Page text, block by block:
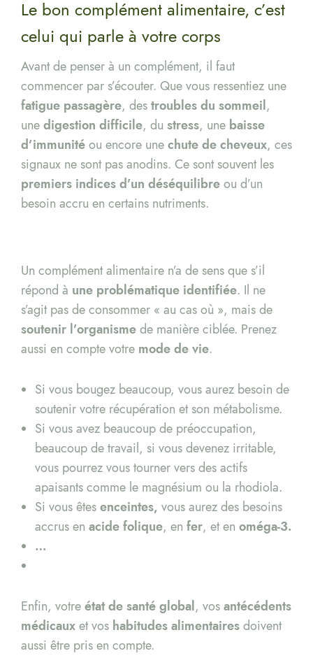
Le bon complément alimentaire, c’est
celui qui parle à votre corps
Avant de penser à un complément, il faut
commencer par s’écouter. Que vous ressentiez une
fatigue passagère, destroubles du sommeil,
unedigestion difficile, du stress, une baisse
d’immunitéou encore unechute de cheveux, ces
signaux ne sont pas anodins. Ce sont souvent les
premiers indices d’un déséquilibreou d’un
besoin accru en certains nutriments.
Un complément alimentaire n’a de sens que s’il
répond à une problématique identifiée. Il ne
s’agit pas de consommer « au cas où », mais de
soutenir l’organismede manière ciblée. Prenez
aussi en compte votre mode de vie.
Si vous bougez beaucoup, vous aurez besoin de
soutenir votre récupération et son métabolisme.
Si vous avez beaucoup de préoccupation,
beaucoup de travail, si vous devenez irritable,
vous pourrez vous tourner vers des actifs
apaisants comme le magnésium ou la rhodiola.
Si vous êtesenceintes, vous aurez des besoins
accrus en acide folique, en fer, et en oméga-3.
…
Enfin, votreétat de santé global, vosantécédents
médicauxet vos habitudes alimentairesdoivent
aussi être pris en compte.